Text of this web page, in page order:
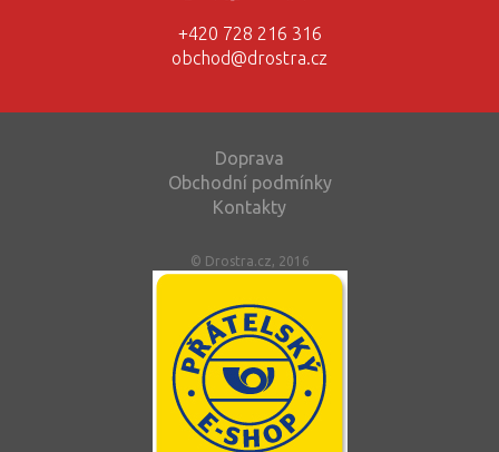
+420 728 216 316
obchod@drostra.cz
Doprava
Obchodní podmínky
Kontakty
© Drostra.cz, 2016